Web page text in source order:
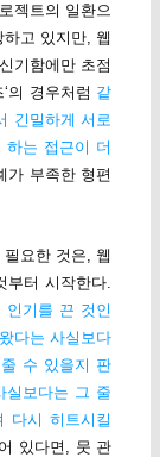
젝트의 일환으
고 있지만, 웹
기함에만 초점
의 경우처럼 같
긴밀하게 서로
하는 접근이 더
가 부족한 형편
요한 것은, 웹
터 시작한다.
인기를 끈 것인
다는 사실보다
수 있을지 판
실보다는 그 줄
다시 히트시킬
있다면, 뭇 관